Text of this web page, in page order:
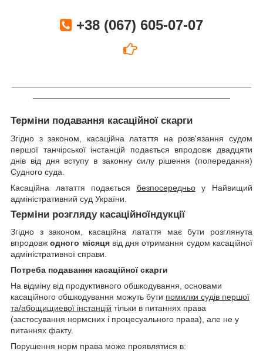
+38 (067) 605-07-07
Терміни подавання касаційної скарги
Згідно з законом, касаційна латаття на розв'язання судом
першої танчірської інстанцій подається впродовж двадцяти
днів від дня вступу в законну силу рішення (попередання)
Судного суда.
Касаційна латаття подається безпосередньоу Найвищий
адміністративний суд України.
Терміни розгляду касаційноїндукції
Згідно з законом, касаційна латаття має бути розглянута
впродовжодного місяцявід дня отримання судом касаційної
адміністративної справи.
Потреба подавання касаційної скарги
На відміну від продуктивного обшкодування, основами
касаційного обшкодування можуть бути помилки судів першої
та/абощищиевої інстанцій тільки в питаннях права
(застосування нормсних і процесуального права), але не у
питаннях факту.
Порушення норм права може проявлятися в: